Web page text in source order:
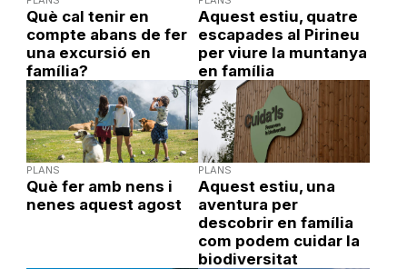
Què cal tenir en
compte abans de fer
una excursió en
família?
Aquest estiu, quatre
escapades al Pirineu
per viure la muntanya
en família
PLANS
Què fer amb nens i
nenes aquest agost
PLANS
Aquest estiu, una
aventura per
descobrir en família
com podem cuidar la
biodiversitat